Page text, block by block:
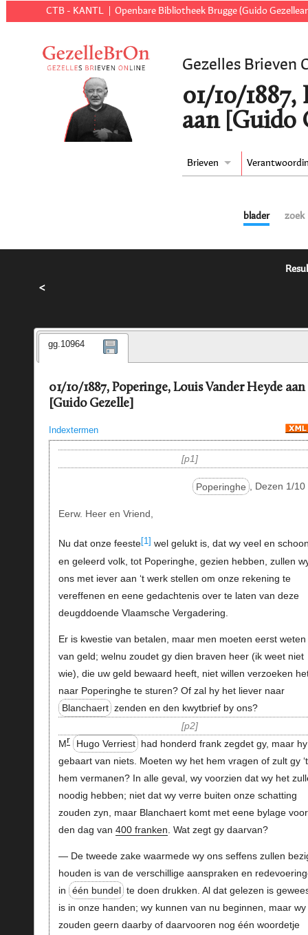
CTB - KANTL Openbare Bibliotheek Brugge (Guido
Gezelles Brieven
01/10/
aan [Guido
Brieven
blader zoek
<
gg.10964
01/10/1887, Poperinge, Louis Vander Heyde aan
[Guido Gezelle]
Indextermen
p1
Poperinghe , Dezen 1/10
Eerw. Heer en Vriend,
Nu dat onze feeste[1] wel gelukt is, dat wy veel en
en geleerd volk, tot Poperinghe, gezien hebben, zullen
ons met iever aan ‘t werk stellen om onze rekening te
vereffenen en eene gedachtenis over te laten van deze
deugddoende Vlaamsche Vergadering.
Er is kwestie van betalen, maar men moeten eerst weten
van geld; welnu zoudet gy dien braven heer (ik weet niet
wie), die uw geld bewaard heeft, niet willen verzoeken
naar Poperinghe te sturen? Of zal hy het liever naar
Blanchaert zenden en den kwytbrief by ons?
p2
Mr Hugo Verriest had honderd frank zegdet gy, maar hy
gebaart van niets. Moeten wy het hem vragen of zult gy ‘t
hem vermanen? In alle geval, wy voorzien dat wy het
noodig hebben; niet dat wy verre buiten onze schatting
zouden zyn, maar Blanchaert komt met eene bylage voor
den dag van 400 franken . Wat zegt gy daarvan?
— De tweede zake waarmede wy ons seffens zullen
houden is van de verschillige aanspraken en
in
één bundel te doen drukken. Al dat gelezen is
is in onze handen; wy kunnen van nu beginnen, maar wy
zouden geern daarby of daarvooren nog één woordetje